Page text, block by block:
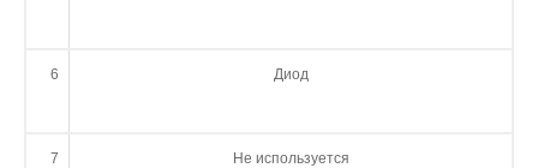
6 Диод
7 Не используется